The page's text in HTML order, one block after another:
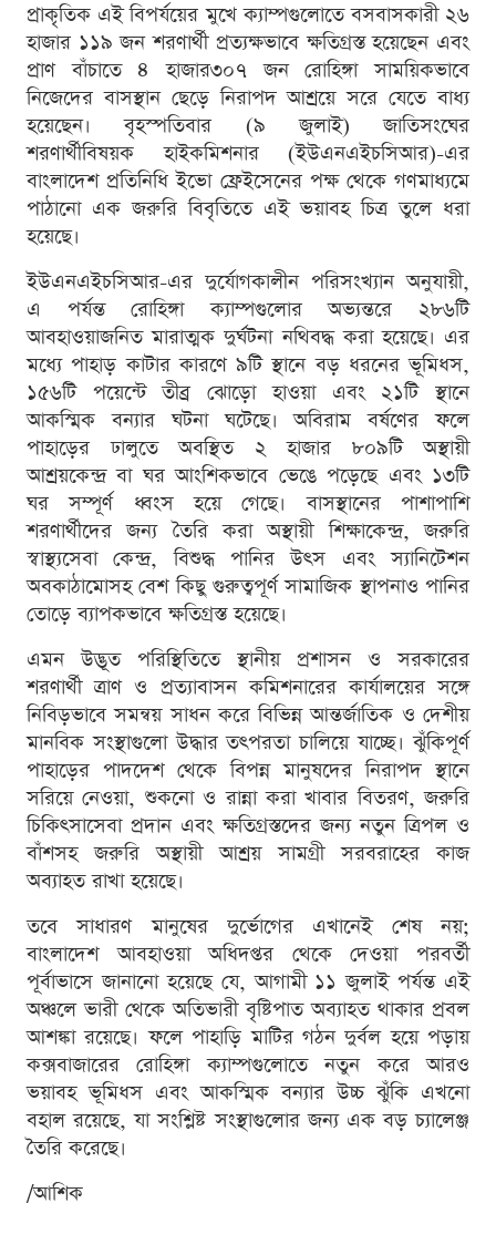
প্রাকৃতিক এই বিপর্যয়ের মুখে ক্যাম্পগুলোতে বসবাসকারী ২৬
হাজার ১১৯ জন শরণার্থী প্রত্যক্ষভাবে ক্ষতিগ্রস্ত হয়েছেন এবং
প্রাণ বাঁচাতে ৪ হাজার৩০৭ জন রোহিঙ্গা সাময়িকভাবে
নিজেদের বাসস্থান ছেড়ে নিরাপদ আশ্রয়ে সরে যেতে বাধ্য
হয়েছেন। বৃহস্পতিবার (৯ জুলাই) জাতিসংঘের
শরণার্থীবিষয়ক হাইকমিশনার (ইউএনএইচসিআর)-এর
বাংলাদেশ প্রতিনিধি ইভো ফ্রেইসেনের পক্ষ থেকে গণমাধ্যমে
পাঠানো এক জরুরি বিবৃতিতে এই ভয়াবহ চিত্র তুলে ধরা
হয়েছে।
ইউএনএইচসিআর-এর দুর্যোগকালীন পরিসংখ্যান অনুযায়ী,
এ পর্যন্ত রোহিঙ্গা ক্যাম্পগুলোর অভ্যন্তরে ২৮৬টি
আবহাওয়াজনিত মারাত্মক দুর্ঘটনা নথিবদ্ধ করা হয়েছে। এর
মধ্যে পাহাড় কাটার কারণে ৯টি স্থানে বড় ধরনের ভূমিধস,
১৫৬টি পয়েন্টে তীব্র ঝোড়ো হাওয়া এবং ২১টি স্থানে
আকস্মিক বন্যার ঘটনা ঘটেছে। অবিরাম বর্ষণের ফলে
পাহাড়ের ঢালুতে অবস্থিত ২ হাজার ৮০৯টি অস্থায়ী
আশ্রয়কেন্দ্র বা ঘর আংশিকভাবে ভেঙে পড়েছে এবং ১৩টি
ঘর সম্পূর্ণ ধ্বংস হয়ে গেছে। বাসস্থানের পাশাপাশি
শরণার্থীদের জন্য তৈরি করা অস্থায়ী শিক্ষাকেন্দ্র, জরুরি
স্বাস্থ্যসেবা কেন্দ্র, বিশুদ্ধ পানির উৎস এবং স্যানিটেশন
অবকাঠামোসহ বেশ কিছু গুরুত্বপূর্ণ সামাজিক স্থাপনাও পানির
তোড়ে ব্যাপকভাবে ক্ষতিগ্রস্ত হয়েছে।
এমন উদ্ভূত পরিস্থিতিতে স্থানীয় প্রশাসন ও সরকারের
শরণার্থী ত্রাণ ও প্রত্যাবাসন কমিশনারের কার্যালয়ের সঙ্গে
নিবিড়ভাবে সমন্বয় সাধন করে বিভিন্ন আন্তর্জাতিক ও দেশীয়
মানবিক সংস্থাগুলো উদ্ধার তৎপরতা চালিয়ে যাচ্ছে। ঝুঁকিপূর্ণ
পাহাড়ের পাদদেশ থেকে বিপন্ন মানুষদের নিরাপদ স্থানে
সরিয়ে নেওয়া, শুকনো ও রান্না করা খাবার বিতরণ, জরুরি
চিকিৎসাসেবা প্রদান এবং ক্ষতিগ্রস্তদের জন্য নতুন ত্রিপল ও
বাঁশসহ জরুরি অস্থায়ী আশ্রয় সামগ্রী সরবরাহের কাজ
অব্যাহত রাখা হয়েছে।
তবে সাধারণ মানুষের দুর্ভোগের এখানেই শেষ নয়;
বাংলাদেশ আবহাওয়া অধিদপ্তর থেকে দেওয়া পরবর্তী
পূর্বাভাসে জানানো হয়েছে যে, আগামী ১১ জুলাই পর্যন্ত এই
অঞ্চলে ভারী থেকে অতিভারী বৃষ্টিপাত অব্যাহত থাকার প্রবল
আশঙ্কা রয়েছে। ফলে পাহাড়ি মাটির গঠন দুর্বল হয়ে পড়ায়
কক্সবাজারের রোহিঙ্গা ক্যাম্পগুলোতে নতুন করে আরও
ভয়াবহ ভূমিধস এবং আকস্মিক বন্যার উচ্চ ঝুঁকি এখনো
বহাল রয়েছে, যা সংশ্লিষ্ট সংস্থাগুলোর জন্য এক বড় চ্যালেঞ্জ
তৈরি করেছে।
/আশিক